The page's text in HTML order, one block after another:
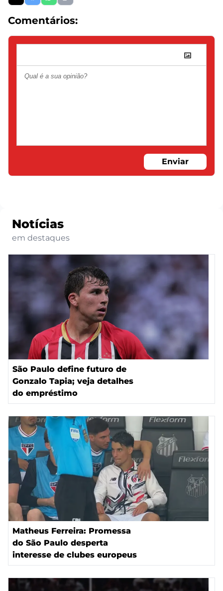
Comentários:
Enviar
Notícias
em destaques
São Paulo define futuro de
Gonzalo Tapia; veja detalhes
do empréstimo
Matheus Ferreira: Promessa
do São Paulo desperta
interesse de clubes europeus